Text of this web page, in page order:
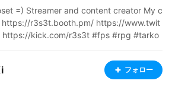
=) Streamer and content creator My c
https://r3s3t.booth.pm/ https://www.twit
https://kick.com/r3s3t #fps #rpg #tarko
フォロー